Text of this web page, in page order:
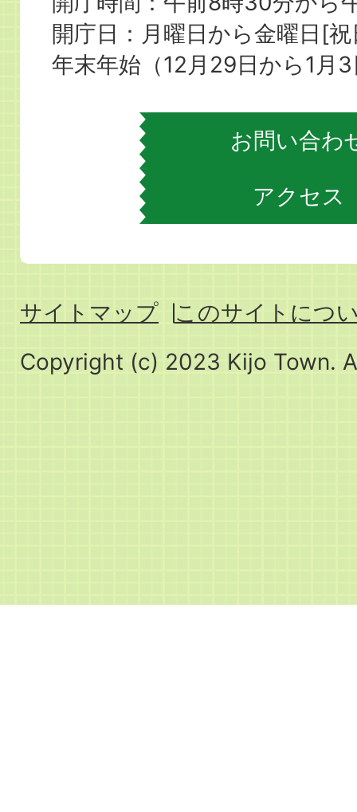
役
場
開庁日：月曜日から金曜日[
年末年始（12月29日から1月
お問い合わ
アクセス
サイトマップ
このサイトにつ
Copyright (c) 2023 Kijo Town.